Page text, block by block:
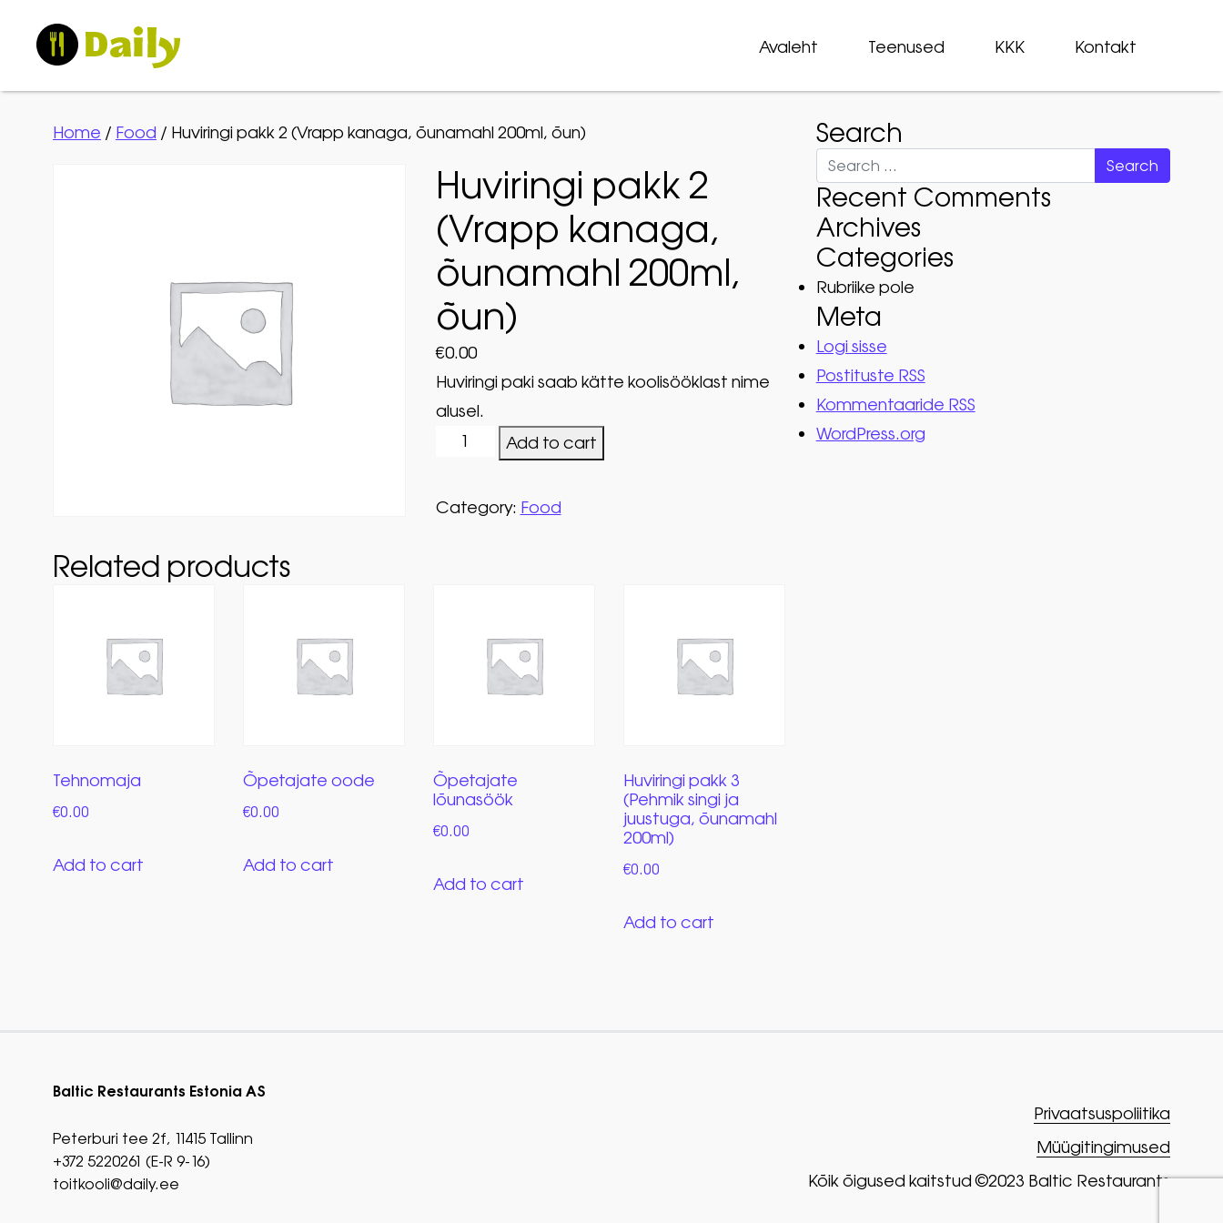
Avaleht Teenused KKK Kontakt
Home / Food / Huviringi pakk 2 (Vrapp kanaga, õunamahl 200ml, õun)
Huviringi pakk 2
(Vrapp kanaga,
õunamahl 200ml,
õun)
€0.00
Huviringi paki saab kätte koolisööklast nime
alusel.
Huviringi pakk 2 (Vrapp kanaga, õunamahl 200ml, õun) quantity
Add to cart
Category: Food
Related products
Tehnomaja
€0.00
Add to cart
Õpetajate oode
€0.00
Add to cart
Õpetajate
lõunasöök
€0.00
Add to cart
Huviringi pakk 3
(Pehmik singi ja
juustuga, õunamahl
200ml)
€0.00
Add to cart
Search
Search
Recent Comments
Archives
Categories
Rubriike pole
Meta
Logi sisse
Postituste RSS
Kommentaaride RSS
WordPress.org
Baltic Restaurants Estonia AS
Peterburi tee 2f, 11415 Tallinn
+372 5220261 (E-R 9-16)
toitkooli@daily.ee
Privaatsuspoliitika
Müügitingimused
Kõik õigused kaitstud ©2023 Baltic Restaurants